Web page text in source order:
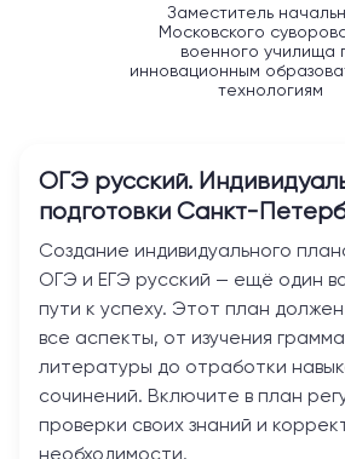
Заместитель
Московского
военного училища
инновационным
технологиям
ОГЭ русский.
подготовки Санкт-
Создание индивидуального
ОГЭ и ЕГЭ русский — ещё один
пути к успеху. Этот план
все аспекты, от изучения
литературы до отработки
сочинений. Включите в план
проверки своих знаний и
необходимости.